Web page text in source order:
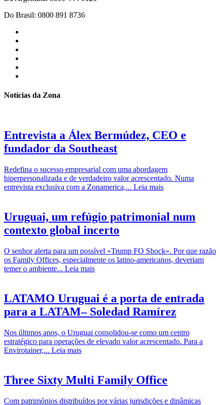
Do Brasil: 0800 891 8736
Notícias da Zona
Entrevista a Álex Bermúdez, CEO e
fundador da Southeast
Redefina o sucesso empresarial com uma abordagem
hiperpersonalizada e de verdadeiro valor acrescentado. Numa
entrevista exclusiva com a Zonamerica,... Leia mais
Uruguai, um refúgio patrimonial num
contexto global incerto
O senhor alerta para um possível «Trump FO Shock». Por que razão
os Family Offices, especialmente os latino-americanos, deveriam
temer o ambiente... Leia mais
LATAMO Uruguai é a porta de entrada
para a LATAM– Soledad Ramírez
Nos últimos anos, o Uruguai consolidou-se como um centro
estratégico para operações de elevado valor acrescentado. Para a
Envirotainer,... Leia mais
Three Sixty Multi Family Office
Com patrimónios distribuídos por várias jurisdições e dinâmicas